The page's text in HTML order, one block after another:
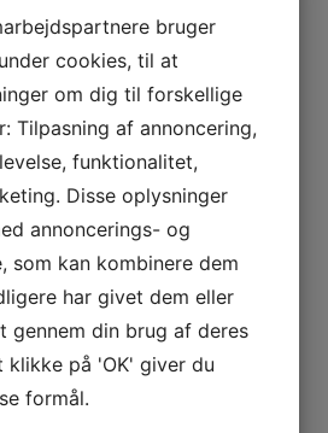
bruger
cookies, til at
om dig til forskellige
Tilpasning af annoncering,
funktionalitet,
Disse oplysninger
annoncerings- og
som kan kombinere dem
har givet dem eller
gennem din brug af deres
klikke på 'OK' giver du
formål.